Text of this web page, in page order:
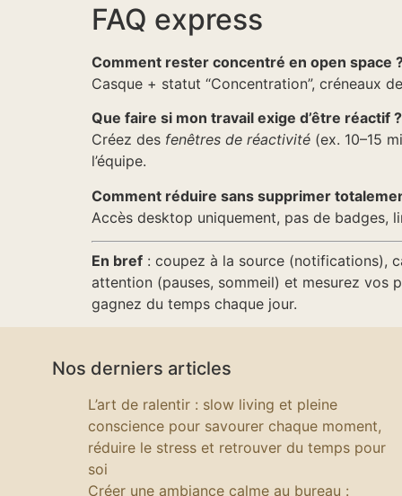
FAQ express
Comment rester concentré en open space
Casque + statut “Concentration”, créneaux
Que faire si mon travail exige d’être réactif ?
Créez des fenêtres de réactivité (ex. 10–15
l’équipe.
Comment réduire sans supprimer
Accès desktop uniquement, pas de badges,
En bref : coupez à la source (notifications),
attention (pauses, sommeil) et mesurez vos
gagnez du temps chaque jour.
Nos derniers articles
L’art de ralentir : slow living et pleine
conscience pour savourer chaque moment,
réduire le stress et retrouver du temps pour
soi
Créer une ambiance calme au bureau :